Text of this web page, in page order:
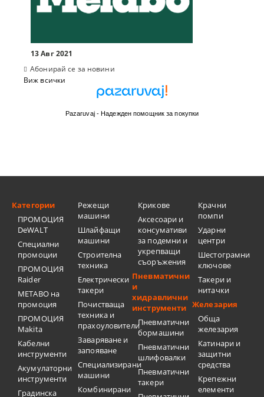
13 Авг 2021
Абонирай се за новини
Виж всички
Pazaruvaj - Надежден помощник за покупки
Категории
ПРОМОЦИЯ
DeWALT
Специални
промоции
ПРОМОЦИЯ
Raider
METABO на
промоция
ПРОМОЦИЯ
Makita
Кабелни
инструменти
Акумулаторни
инструменти
Градинска
Режещи
машини
Шлайфащи
машини
Строителна
техника
Електрически
такери
Почистваща
техника и
прахоуловители
Заваряване и
запояване
Специализирани
машини
Комбинирани
Крикове
Аксесоари и
консумативи
за подемни и
укрепващи
съоръжения
Пневматични
и
хидравлични
инструменти
Пневматични
бормашини
Пневматични
шлифовалки
Пневматични
такери
Крачни
помпи
Ударни
центри
Шестограмни
ключове
Такери и
нитачки
Железария
Обща
железария
Катинари и
защитни
средства
Крепежни
елементи